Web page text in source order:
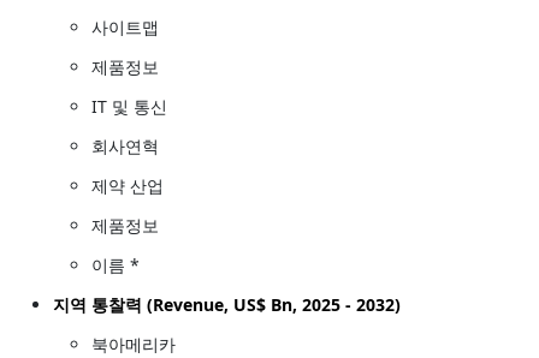
사이트맵
제품정보
IT 및 통신
회사연혁
제약 산업
제품정보
이름 *
지역 통찰력 (Revenue, US$ Bn, 2025 - 2032)
북아메리카